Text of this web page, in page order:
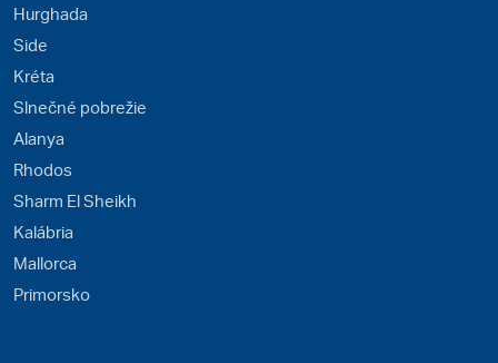
Hurghada
Side
Kréta
Slnečné pobrežie
Alanya
Rhodos
Sharm El Sheikh
Kalábria
Mallorca
Primorsko